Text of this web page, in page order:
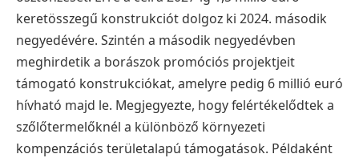
keretösszegű konstrukciót dolgoz ki 2024. második
negyedévére. Szintén a második negyedévben
meghirdetik a borászok promóciós projektjeit
támogató konstrukciókat, amelyre pedig 6 millió euró
hívható majd le. Megjegyezte, hogy felértékelődtek a
szőlőtermelőknél a különböző környezeti
kompenzációs területalapú támogatások. Példaként